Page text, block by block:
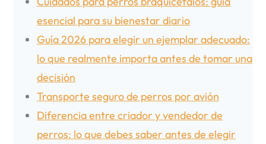
esencial para su bienestar diario
Guía 2026 para elegir un ejemplar adecuado:
lo que realmente importa antes de tomar una
decisión
Transporte seguro de perros por avión
Diferencia entre criador y vendedor de
perros: lo que debes saber antes de elegir